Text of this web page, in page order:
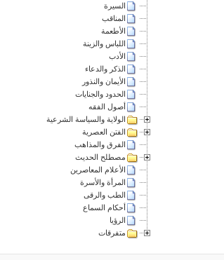
السيرة
المناقب
الأطعمة
اللباس والزينة
الأدب
الذكر والدعاء
الأيمان والنذور
الحدود والجنايات
أصول الفقه
الولاية والسياسة الشرعية
الفتن العصرية
الفرق والمذاهب
مصطلح الحديث
الأعلام المعاصرين
المرأة والأسرة
الطب والرقى
أحكام السماع
الرؤيا
متفرقات